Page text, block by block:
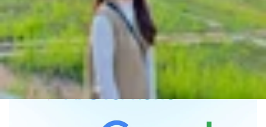
Ngày đăng:
19/05/2025
Cập nhật:
19/05/2025
Theo dõi XTMobile trên